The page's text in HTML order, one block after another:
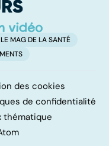
LE MAG DE LA SANTÉ
des cookies
de confidentialité
thématique